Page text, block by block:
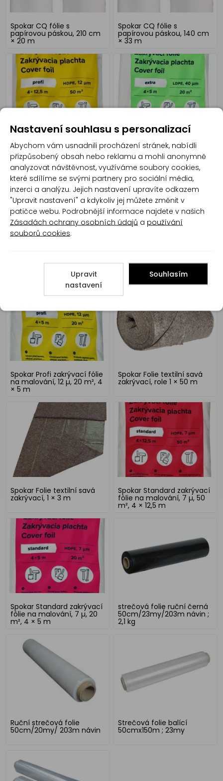
Spokar CQ fólie s
papírovou páskou, 210 cm
× 20 m
Spokar CQ fólie s
papírovou páskou, 140 cm
× 33 m
Spokar zakrývací fólie na
malování, 12 µ, 50 m², 4 ×
12,5 m
Spokar Hobby zakrývací
fólie na malování, 40 µ, 20
m², 4 × 5 m
papírovou páskou, 110 cm x papírovou páskou, 55 cm ×
Spokar Profi zakrývací fólie
na malování, 12 µ, 20 m², 4
× 5 m
Spokar Folie textilní savá
zakrývací, role 1 × 50 m
Spokar Folie textilní savá
zakrývací, 1 × 3 m
Spokar Standard zakrývací
fólie na malování, 7 µ, 50
m², 4 × 12,5 m
Spokar Standard zakrývací
fólie na malování, 7 µ, 20
m², 4 × 5 m
strečová folie ruční černá
50cm/23my/203m návin ;
2,1 kg
Ruční strečová folie
50cm/20my/ 203m návin
Strečová folie balící
50cmx150m ; 23my
Nastavení souhlasu s personalizací
Abychom vám usnadnili procházení stránek, nabídli
přizpůsobený obsah nebo reklamu a mohli anonymně
analyzovat návštěvnost, využíváme soubory cookies,
které sdílíme se svými partnery pro sociální média,
inzerci a analýzu. Jejich nastavení upravíte odkazem
"Upravit nastavení" a kdykoliv jej můžete změnit v
patičce webu. Podrobnější informace najdete v našich
Zásadách ochrany osobních údajů a používání
souborů cookies.
Upravit
nastavení
Souhlasím